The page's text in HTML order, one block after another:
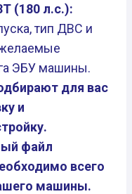
(180 л.с.):
тип ДВС и
ЭБУ машины.
для вас
и
файл
всего
машины.